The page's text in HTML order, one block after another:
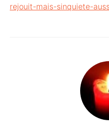
rejouit-mais-sinquiete-